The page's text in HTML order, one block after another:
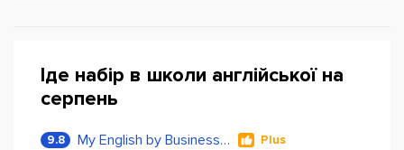
Іде набір в школи англійської на
серпень
9.8 My English by Business Language Plus